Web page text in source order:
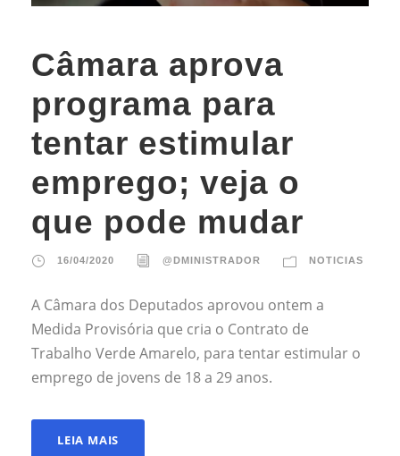
Câmara aprova
programa para
tentar estimular
emprego; veja o
que pode mudar
16/04/2020 @DMINISTRADOR NOTICIAS
A Câmara dos Deputados aprovou ontem a
Medida Provisória que cria o Contrato de
Trabalho Verde Amarelo, para tentar estimular o
emprego de jovens de 18 a 29 anos.
LEIA MAIS